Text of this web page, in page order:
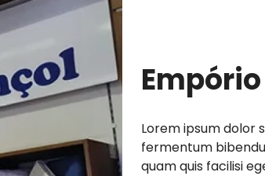
Lorem ipsum dolor
fermentum
quam quis facilisi